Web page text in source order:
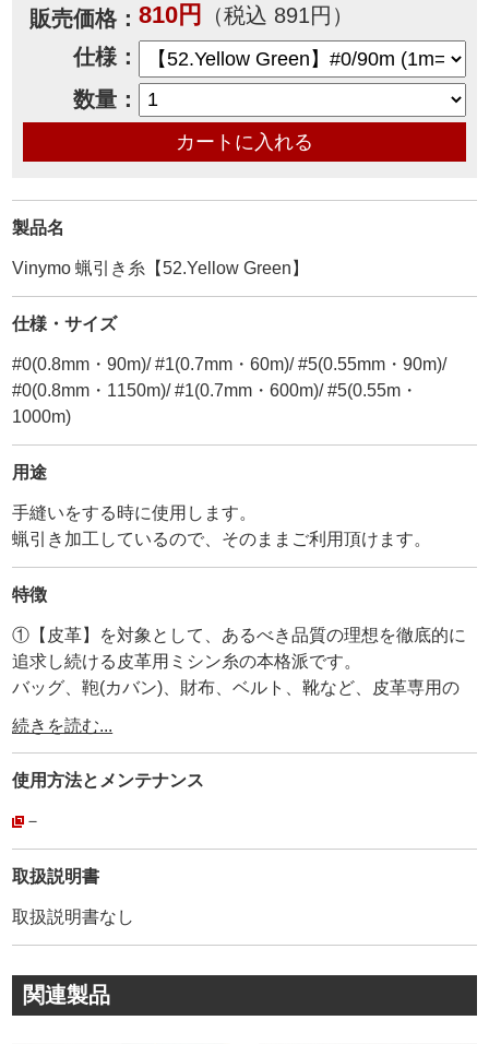
販売価格： 810円
（税込 891円）
仕様：
数量：
製品名
Vinymo 蝋引き糸【52.Yellow Green】
仕様・サイズ
#0(0.8mm・90m)/ #1(0.7mm・60m)/ #5(0.55mm・90m)/
#0(0.8mm・1150m)/ #1(0.7mm・600m)/ #5(0.55m・
1000m)
用途
手縫いをする時に使用します。
蝋引き加工しているので、そのままご利用頂けます。
特徴
①【皮革】を対象として、あるべき品質の理想を徹底的に
追求し続ける皮革用ミシン糸の本格派です。
バッグ、鞄(カバン)、財布、ベルト、靴など、皮革専用の
ミシン糸として開発されましたが、
最近では皮革以外でも洋服のステッチ、自動車、飛行機の
内装などに幅広く使われています。
長い歴史と信頼性のある【Vinymo/ビニモ】に蝋引き加工
しました。
・
材質はポリエステル100%です。
久性は折り紙付きです。
縫い終わりをライターであぶって、圧着して止める事が出
来るので便利です。
・
続きを読む...
使用方法と メンテナンス
－
取扱説明書
取扱説明書なし
関連製品